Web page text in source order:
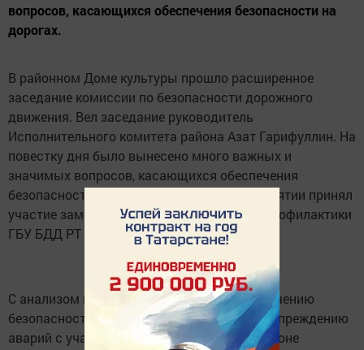
вопросов, касающихся обеспечения безопасности на
дорогах.
В районном Доме культуры прошло расширенное
заседание комиссии по безопасности дорожного
движения. Вел заседание руководитель
Исполнительного комитета района Азат Гарифуллин. На
повестку дня было вынесено много важных и
значимых вопросов, касающихся обеспечения
безопасности на наших дорогах. В мероприятии принял
участие заместитель начальника отдела профилактики
ГБУ БДД РТ Наиль Агишев.
С анализом проведенной работы по обеспечению
безопасности дорожного движения и предупреждению
аварий с участием детей в Кукморском районе